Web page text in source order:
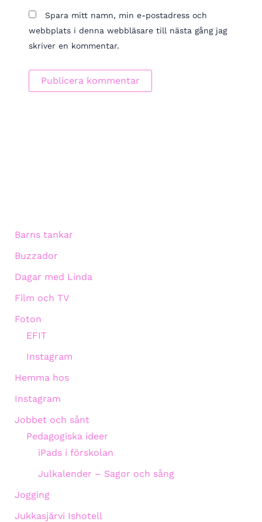
Spara mitt namn, min e-postadress och
webbplats i denna webbläsare till nästa gång jag
skriver en kommentar.
Barns tankar
Buzzador
Dagar med Linda
Film och TV
Foton
EFIT
Instagram
Hemma hos
Instagram
Jobbet och sånt
Pedagogiska ideer
iPads i förskolan
Julkalender – Sagor och sång
Jogging
Jukkasjärvi Ishotell